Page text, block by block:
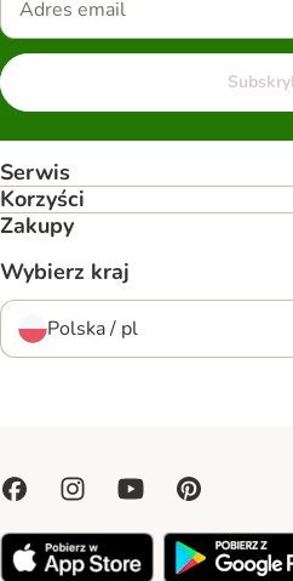
Serwis
Korzyści
Zakupy
Wybierz kraj
Polska / pl